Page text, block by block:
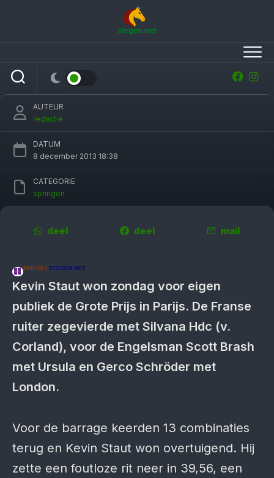
Kevin Staut winnaar in Parijs, Gerco Schröder
derde
AUTEUR
redactie
DATUM
8 december 2013 18:38
CATEGORIE
springen
deel deel mail
PARIJS | STEGEN.NET
Kevin Staut won zondag voor eigen
publiek de Grote Prijs in Parijs. De Franse
ruiter zegevierde met Silvana Hdc (v.
Corland), voor de Engelsman Scott Brash
met Ursula en Gerco Schröder met
London.
Voor de barrage keerden 13 combinaties
terug en Kevin Staut won overtuigend. Hij
zette een foutloze rit neer in 39,56, een